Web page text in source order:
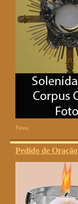
Fotos
Pedido de Oração